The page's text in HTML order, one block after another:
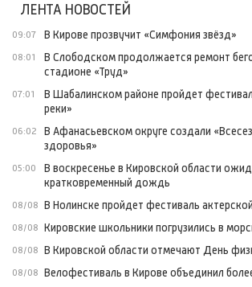
ЛЕНТА НОВОСТЕЙ
09:07 В Кирове прозвучит «Симфония звёзд»
08:01
В Слободском продолжается ремонт
стадионе «Труд»
07:01
В Шабалинском районе пройдет
реки»
06:02
В Афанасьевском округе создали
здоровья»
05:00
В воскресенье в Кировской области
кратковременный дождь
08/08 В Нолинске пройдет фестиваль
08/08 Кировские школьники погрузились в
08/08 В Кировской области отмечают День
08/08 Велофестиваль в Кирове объединил